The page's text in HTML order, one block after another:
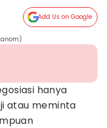
Add Us on Google
hanya
atau meminta